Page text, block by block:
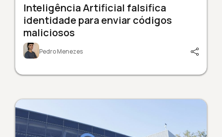
Inteligência Artificial falsifica
identidade para enviar códigos
maliciosos
Pedro Menezes